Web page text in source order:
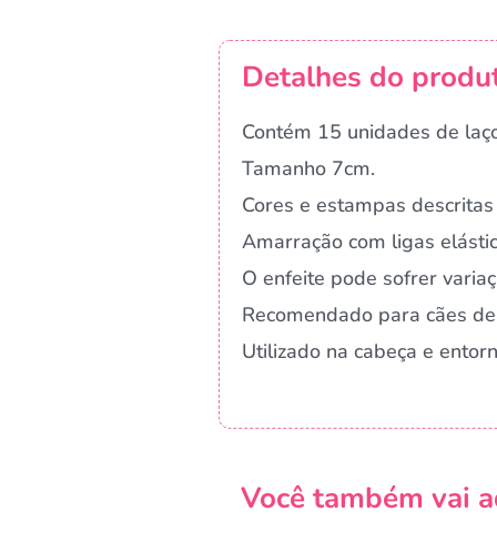
Detalhes do
Contém 15 unidades de
Tamanho 7cm.
Cores e estampas
Amarração com ligas
O enfeite pode sofrer
Recomendado para cães
Utilizado na cabeça e
Você também vai